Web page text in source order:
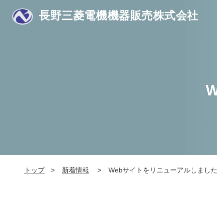
長野三菱電機機器販売株式会社
トップ 新着情報 Webサイトをリニューアルしました